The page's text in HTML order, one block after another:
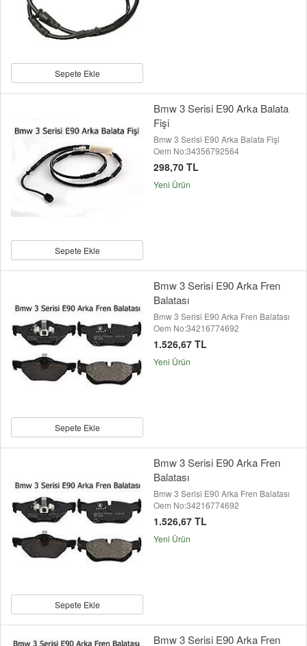
Sepete Ekle
Sepete Ekle
Bmw 3 Serisi E90 Arka Balata
Fişi
Bmw 3 Serisi E90 Arka Balata Fişi
Oem No:34356792564
298,70 TL
Yeni Ürün
Sepete Ekle
Bmw 3 Serisi E90 Arka Fren
Balatası
Bmw 3 Serisi E90 Arka Fren Balatası
Oem No:34216774692
1.526,67 TL
Yeni Ürün
Sepete Ekle
Bmw 3 Serisi E90 Arka Fren
Balatası
Bmw 3 Serisi E90 Arka Fren Balatası
Oem No:34216774692
1.526,67 TL
Yeni Ürün
Bmw 3 Serisi E90 Arka Fren